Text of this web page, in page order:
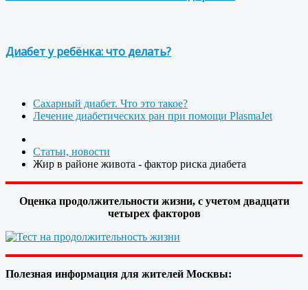
Диабет у ребёнка: что делать?
Сахарный диабет. Что это такое?
Лечение диабетических ран при помощи PlasmaJet
Статьи, новости
Жир в районе живота - фактор риска диабета
Оценка продолжительности жизни, с учетом двадцати
четырех факторов
Полезная информация для жителей Москвы: